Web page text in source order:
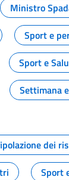
Ministro
Sport e
Sport e
Settimana
dei
Sport